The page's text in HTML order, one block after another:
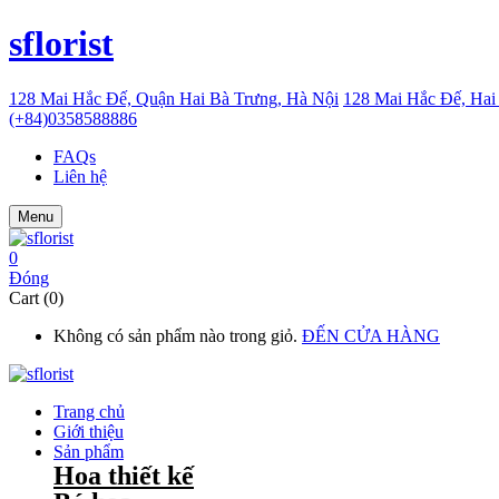
sflorist
128 Mai Hắc Đế, Quận Hai Bà Trưng, Hà Nội 128 Mai Hắc Đế,
(+84)0358588886
FAQs
Liên hệ
Menu
0
Đóng
Cart (0)
Không có sản phẩm nào trong giỏ. ĐẾN CỬA HÀNG
Trang chủ
Giới thiệu
Sản phẩm
Hoa thiết kế